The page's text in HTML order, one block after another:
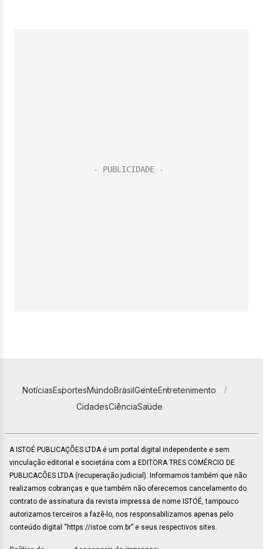
NotíciasEsportesMundoBrasilGenteEntretenimento
CidadesCiênciaSaúde
A ISTOÉ PUBLICAÇÕES LTDA é um portal digital independente e sem
vinculação editorial e societária com a EDITORA TRES COMÉRCIO DE
PUBLICACÕES LTDA (recuperação judicial). Informamos também que não
realizamos cobranças e que também não oferecemos cancelamento do
contrato de assinatura da revista impressa de nome ISTOÉ, tampouco
autorizamos terceiros a fazê-lo, nos responsabilizamos apenas pelo
conteúdo digital “https://istoe.com.br” e seus respectivos sites.